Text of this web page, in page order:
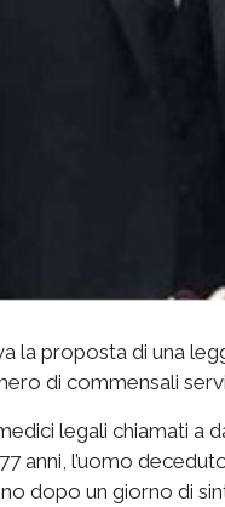
la proposta di una
di commensali
legali chiamati a
, 77 anni, l’uomo
dopo un giorno di